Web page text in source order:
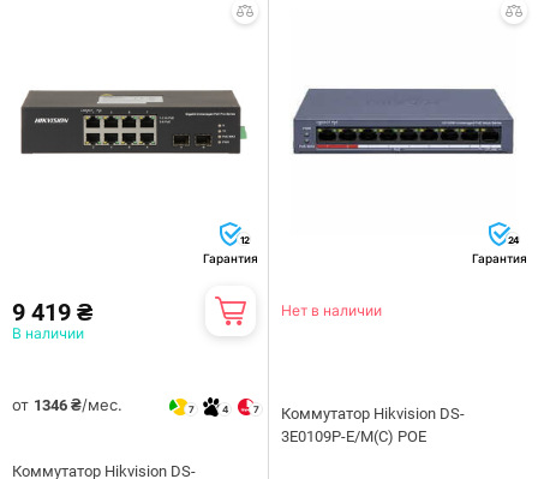
12
Гарантия
9 419 ₴
В наличии
от 1346 ₴/мес. 7 4 7
Коммутатор Hikvision DS-
24
Гарантия
Нет в наличии
Коммутатор Hikvision DS-
3E0109P-E/M(C) POE